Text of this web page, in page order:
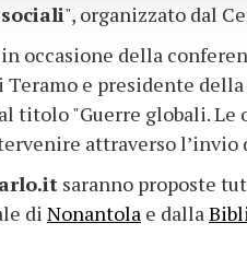
", organizzato dal
occasione della
e presidente
titolo "Guerre globali.
attraverso l’invio
saranno proposte
di Nonantola e dalla